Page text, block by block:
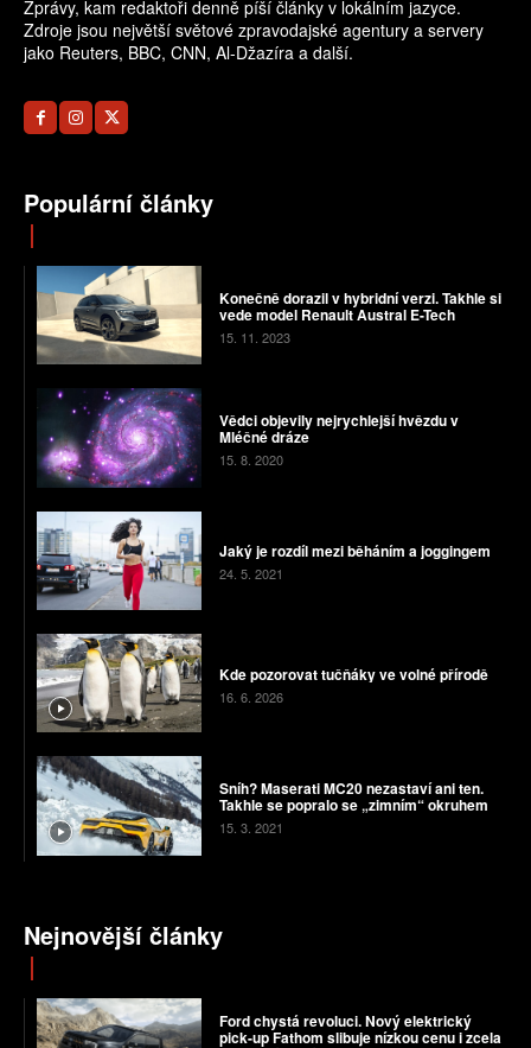
Zprávy, kam redaktoři denně píší články v lokálním jazyce.
Zdroje jsou největší světové zpravodajské agentury a servery
jako Reuters, BBC, CNN, Al-Džazíra a další.
Populární články
Konečně dorazil v hybridní verzi. Takhle si
vede model Renault Austral E-Tech
15. 11. 2023
Vědci objevily nejrychlejší hvězdu v
Mléčné dráze
15. 8. 2020
Jaký je rozdíl mezi běháním a joggingem
24. 5. 2021
Kde pozorovat tučňáky ve volné přírodě
16. 6. 2026
Sníh? Maserati MC20 nezastaví ani ten.
Takhle se popralo se „zimním“ okruhem
15. 3. 2021
Nejnovější články
Ford chystá revoluci. Nový elektrický
pick-up Fathom slibuje nízkou cenu i zcela